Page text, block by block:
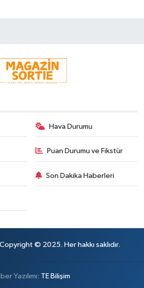
Hava Durumu
Puan Durumu ve Fikstür
Son Dakika Haberleri
Copyright © 2025. Her hakkı saklıdır.
Yazılımı: TE Bilişim